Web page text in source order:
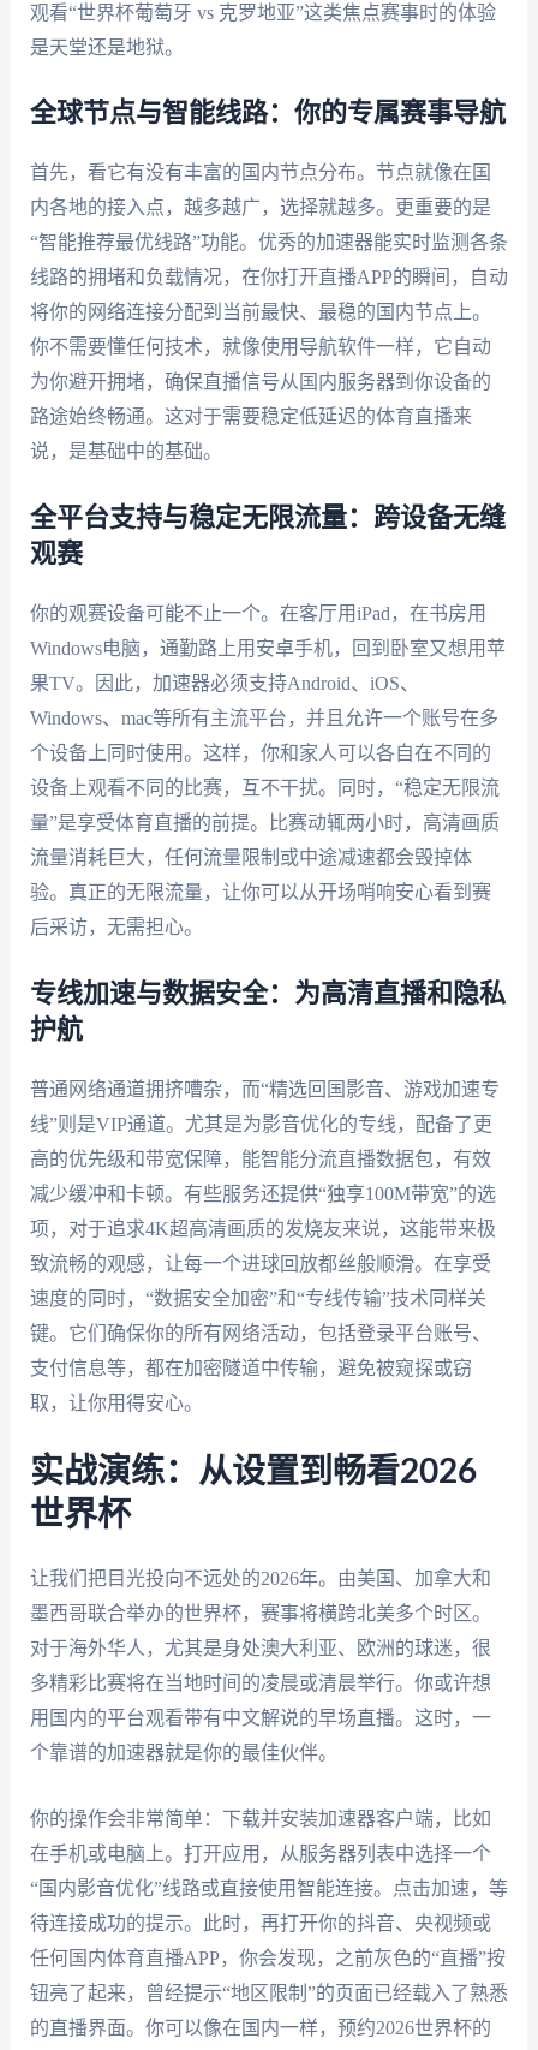
观看“世界杯葡萄牙 vs 克罗地亚”这类焦点赛事时的体验
是天堂还是地狱。
全球节点与智能线路：你的专属赛事导航
首先，看它有没有丰富的国内节点分布。节点就像在国
内各地的接入点，越多越广，选择就越多。更重要的是
“智能推荐最优线路”功能。优秀的加速器能实时监测各条
线路的拥堵和负载情况，在你打开直播APP的瞬间，自动
将你的网络连接分配到当前最快、最稳的国内节点上。
你不需要懂任何技术，就像使用导航软件一样，它自动
为你避开拥堵，确保直播信号从国内服务器到你设备的
路途始终畅通。这对于需要稳定低延迟的体育直播来
说，是基础中的基础。
全平台支持与稳定无限流量：跨设备无缝
观赛
你的观赛设备可能不止一个。在客厅用iPad，在书房用
Windows电脑，通勤路上用安卓手机，回到卧室又想用苹
果TV。因此，加速器必须支持Android、iOS、
Windows、mac等所有主流平台，并且允许一个账号在多
个设备上同时使用。这样，你和家人可以各自在不同的
设备上观看不同的比赛，互不干扰。同时，“稳定无限流
量”是享受体育直播的前提。比赛动辄两小时，高清画质
流量消耗巨大，任何流量限制或中途减速都会毁掉体
验。真正的无限流量，让你可以从开场哨响安心看到赛
后采访，无需担心。
专线加速与数据安全：为高清直播和隐私
护航
普通网络通道拥挤嘈杂，而“精选回国影音、游戏加速专
线”则是VIP通道。尤其是为影音优化的专线，配备了更
高的优先级和带宽保障，能智能分流直播数据包，有效
减少缓冲和卡顿。有些服务还提供“独享100M带宽”的选
项，对于追求4K超高清画质的发烧友来说，这能带来极
致流畅的观感，让每一个进球回放都丝般顺滑。在享受
速度的同时，“数据安全加密”和“专线传输”技术同样关
键。它们确保你的所有网络活动，包括登录平台账号、
支付信息等，都在加密隧道中传输，避免被窥探或窃
取，让你用得安心。
实战演练：从设置到畅看2026
世界杯
让我们把目光投向不远处的2026年。由美国、加拿大和
墨西哥联合举办的世界杯，赛事将横跨北美多个时区。
对于海外华人，尤其是身处澳大利亚、欧洲的球迷，很
多精彩比赛将在当地时间的凌晨或清晨举行。你或许想
用国内的平台观看带有中文解说的早场直播。这时，一
个靠谱的加速器就是你的最佳伙伴。
你的操作会非常简单：下载并安装加速器客户端，比如
在手机或电脑上。打开应用，从服务器列表中选择一个
“国内影音优化”线路或直接使用智能连接。点击加速，等
待连接成功的提示。此时，再打开你的抖音、央视频或
任何国内体育直播APP，你会发现，之前灰色的“直播”按
钮亮了起来，曾经提示“地区限制”的页面已经载入了熟悉
的直播界面。你可以像在国内一样，预约2026世界杯的